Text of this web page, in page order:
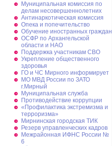
Муниципальная комиссия по
делам несовершеннолетних
Антинаркотическая комиссия
Опека и попечительство
Обучение иностранных граждан
ОСФР по Архангельской
области и НАО
Поддержка участникам СВО
Укрепление общественного
здоровья
ГО и ЧС Мирного информирует
МО МВД России по ЗАТО
г.Мирный
Муниципальная cлужба
Противодействие коррупции
«Профилактика экстремизма и
терроризма»
Мирнинская городская ТИК
Резерв управленческих кадров
Межрайонная ИФНС России №
6